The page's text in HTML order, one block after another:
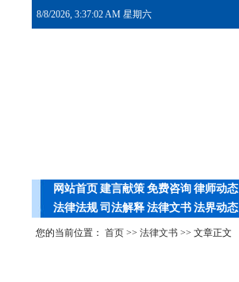
8/8/2026, 3:37:02 AM 星期六
网站首页 建言献策 免费咨询 律师动态
法律法规 司法解释 法律文书 法界动态
您的当前位置： 首页 >> 法律文书 >> 文章正文